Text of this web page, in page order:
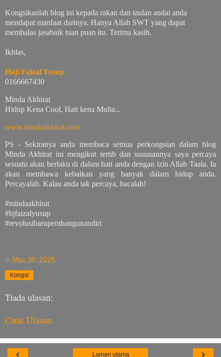
Kongsikanlah blog ini kepada rakan dan taulan andai anda
mendapat manfaat darinya. Hanya Allah SWT yang dapat
membalas jasabaik tuan puan itu. Terima kasih.
Ikhlas,
Haji Faizal Yusup
0166667430
Minda Akhirat
Hidup Kena Cool, Hati kena Mulia...
www.mindaakhirat.com
PS - Sekiranya anda membaca semua perkongsian dalam blog
Minda Akhirat ini mengikut tertib dan susunannya saya percaya
sesuatu akan berlaku di dalam hati anda dengan izin Allah Taala. Ia
akan membawa kebaikan yang banyak dalam hidup anda.
Percayalah. Kalau anda tak percaya, bacalah!
#mindaakhirat
#hjfaizalyusup
#revolusibarupembangunandiri
di Mac 30, 2026
Kongsi
Tiada ulasan:
Catat Ulasan
‹ ›
Laman utama